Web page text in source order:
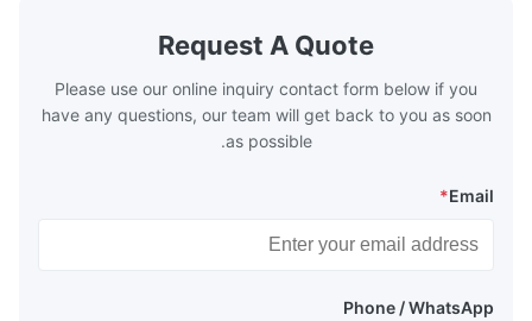
Request A Quote
Please use our online inquiry contact form below if you
have any questions, our team will get back to you as soon
as possible.
Email
*
Phone / WhatsApp